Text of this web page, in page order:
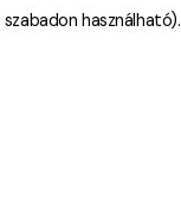
használható).